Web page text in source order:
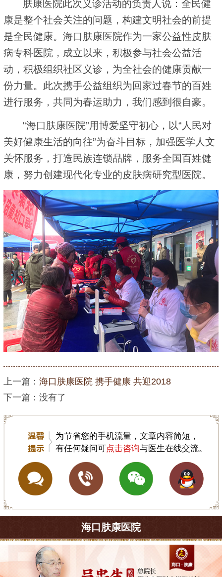
肤康医院此次义诊活动的负责人说：全民健
康是整个社会关注的问题，构建文明社会的前提
是全民健康。海口肤康医院作为一家公益性皮肤
病专科医院，成立以来，积极参与社会公益活
动，积极组织社区义诊，为全社会的健康贡献一
份力量。此次携手公益组织为回家过春节的百姓
进行服务，共同为春运助力，我们感到很自豪。
“海口肤康医院”用博爱坚守初心，以“人民对
美好健康生活的向往”为奋斗目标，加强医学人文
关怀服务，打造民族连锁品牌，服务全国百姓健
康，努力创建现代化专业的皮肤病研究型医院。
上一篇： 海口肤康医院 携手健康 共迎2018
下一篇：没有了
为节省您的手机流量，文章内容简短，
有任何疑问可点击咨询与医生在线交流。
海口肤康医院